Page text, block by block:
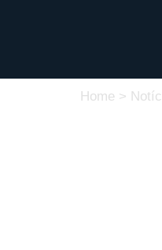
Home>Notícias